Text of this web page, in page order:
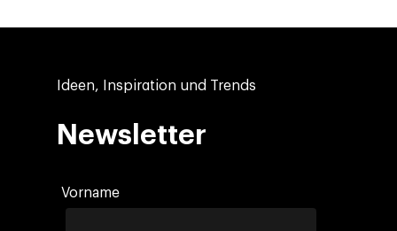
Ideen, Inspiration und Trends
Newsletter
Vorname